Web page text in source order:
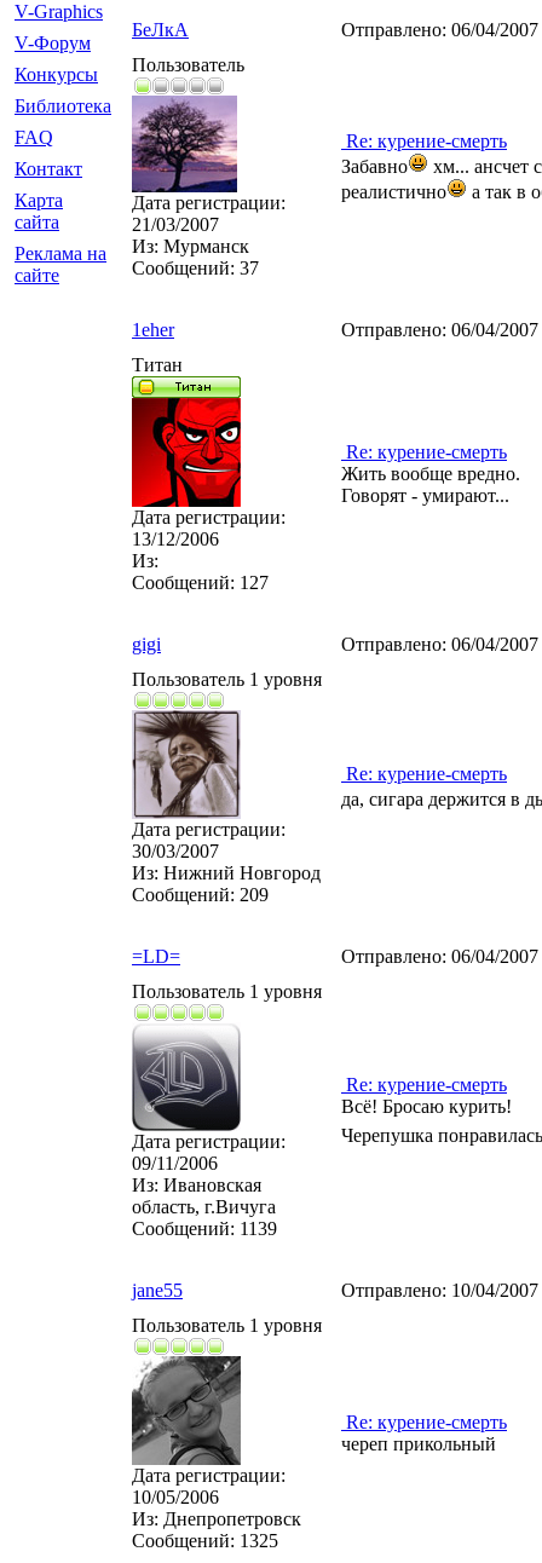
V-Graphics
V-Форум
Конкурсы
Библиотека
FAQ
Контакт
Карта
сайта
Реклама на
сайте
БеЛкА Отправлено: 06/04/
Пользователь
Дата регистрации:
21/03/2007
Из: Мурманск
Сообщений: 37
Re: курение-смерть
Забавно
хм... ансчет
реалистично
а так в
1eher Отправлено: 06/04/
Титан
Дата регистрации:
13/12/2006
Из:
Сообщений: 127
Re: курение-смерть
Жить вообще вредно.
Говорят - умирают...
gigi Отправлено: 06/04/
Пользователь 1 уровня
Дата регистрации:
30/03/2007
Из: Нижний Новгород
Сообщений: 209
Re: курение-смерть
да, сигара держится в
=LD= Отправлено: 06/04/
Пользователь 1 уровня
Дата регистрации:
09/11/2006
Из: Ивановская
область, г.Вичуга
Сообщений: 1139
Re: курение-смерть
Всё! Бросаю курить!
Черепушка
jane55 Отправлено: 10/04/
Пользователь 1 уровня
Дата регистрации:
10/05/2006
Из: Днепропетровск
Сообщений: 1325
Re: курение-смерть
череп прикольный